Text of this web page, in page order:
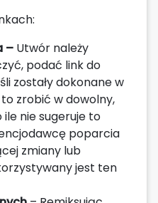
– Utwór należy
podać link do
zostały dokonane w
zrobić w dowolny,
nie sugeruje to
poparcia
zmiany lub
jest ten